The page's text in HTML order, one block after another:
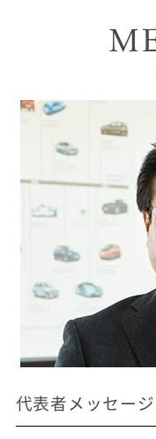
代表者メッセージ